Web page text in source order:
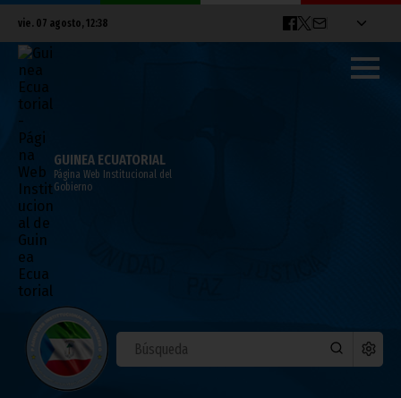
vie. 07 agosto, 12:38
GUINEA ECUATORIAL
Página Web Institucional del
Gobierno
La UA celebra en Sudáfrica la octava
Sesión del Comité Técnico de Finanzas
septiembre 30, 2025
Noticias África